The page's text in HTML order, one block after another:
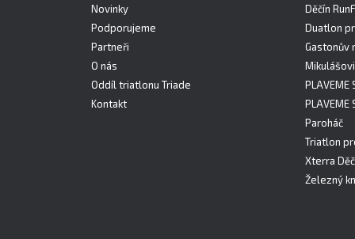
Novinky
Podporujeme
Partneři
O nás
Oddíl triatlonu Triade
Kontakt
Děčín
Duatlon
Gastonův
PLAVEME
PLAVEME
Paroháč
Triatlon
Xterra
Železný